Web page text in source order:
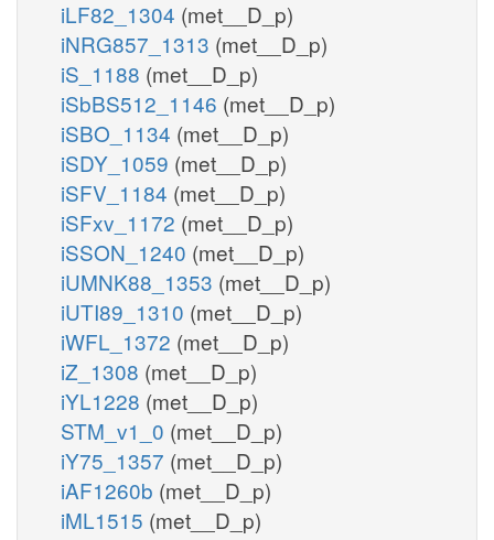
iLF82_1304 (met__D_p)
iNRG857_1313 (met__D_p)
iS_1188 (met__D_p)
iSbBS512_1146 (met__D_p)
iSBO_1134 (met__D_p)
iSDY_1059 (met__D_p)
iSFV_1184 (met__D_p)
iSFxv_1172 (met__D_p)
iSSON_1240 (met__D_p)
iUMNK88_1353 (met__D_p)
iUTI89_1310 (met__D_p)
iWFL_1372 (met__D_p)
iZ_1308 (met__D_p)
iYL1228 (met__D_p)
STM_v1_0 (met__D_p)
iY75_1357 (met__D_p)
iAF1260b (met__D_p)
iML1515 (met__D_p)